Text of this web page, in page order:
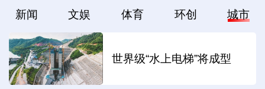
新闻 文娱 体育 环创 城市
世界级“水上电梯”将成型